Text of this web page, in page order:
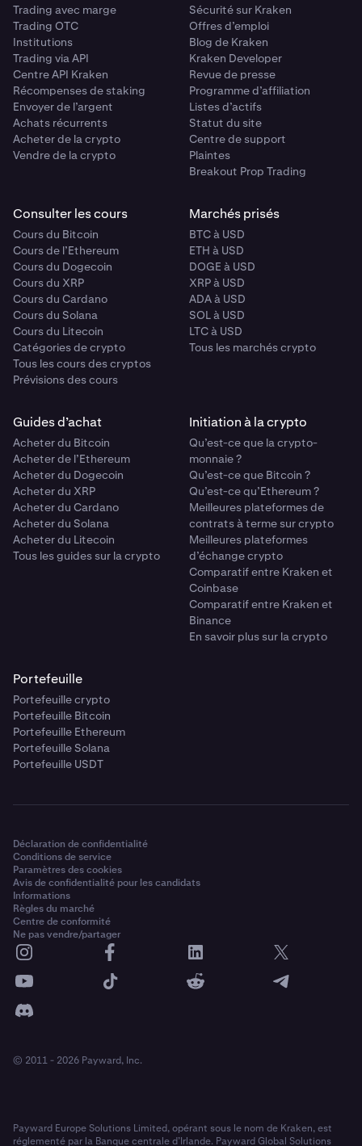
Trading avec marge
Trading OTC
Institutions
Trading via API
Centre API Kraken
Récompenses de staking
Envoyer de l’argent
Achats récurrents
Acheter de la crypto
Vendre de la crypto
Sécurité sur Kraken
Offres d’emploi
Blog de Kraken
Kraken Developer
Revue de presse
Programme d’affiliation
Listes d’actifs
Statut du site
Centre de support
Plaintes
Breakout Prop Trading
Consulter les cours
Cours du Bitcoin
Cours de l’Ethereum
Cours du Dogecoin
Cours du XRP
Cours du Cardano
Cours du Solana
Cours du Litecoin
Catégories de crypto
Tous les cours des cryptos
Prévisions des cours
Marchés prisés
BTC à USD
ETH à USD
DOGE à USD
XRP à USD
ADA à USD
SOL à USD
LTC à USD
Tous les marchés crypto
Guides d’achat
Acheter du Bitcoin
Acheter de l’Ethereum
Acheter du Dogecoin
Acheter du XRP
Acheter du Cardano
Acheter du Solana
Acheter du Litecoin
Tous les guides sur la crypto
Initiation à la crypto
Qu’est-ce que la crypto-
monnaie ?
Qu’est-ce que Bitcoin ?
Qu’est-ce qu’Ethereum ?
Meilleures plateformes de
contrats à terme sur crypto
Meilleures plateformes
d’échange crypto
Comparatif entre Kraken et
Coinbase
Comparatif entre Kraken et
Binance
En savoir plus sur la crypto
Portefeuille
Portefeuille crypto
Portefeuille Bitcoin
Portefeuille Ethereum
Portefeuille Solana
Portefeuille USDT
Déclaration de confidentialité
Conditions de service
Paramètres des cookies
Avis de confidentialité pour les candidats
Informations
Règles du marché
Centre de conformité
Ne pas vendre/partager
© 2011 - 2026 Payward, Inc.
Payward Europe Solutions Limited, opérant sous le nom de Kraken, est
réglementé par la Banque centrale d’Irlande. Payward Global Solutions